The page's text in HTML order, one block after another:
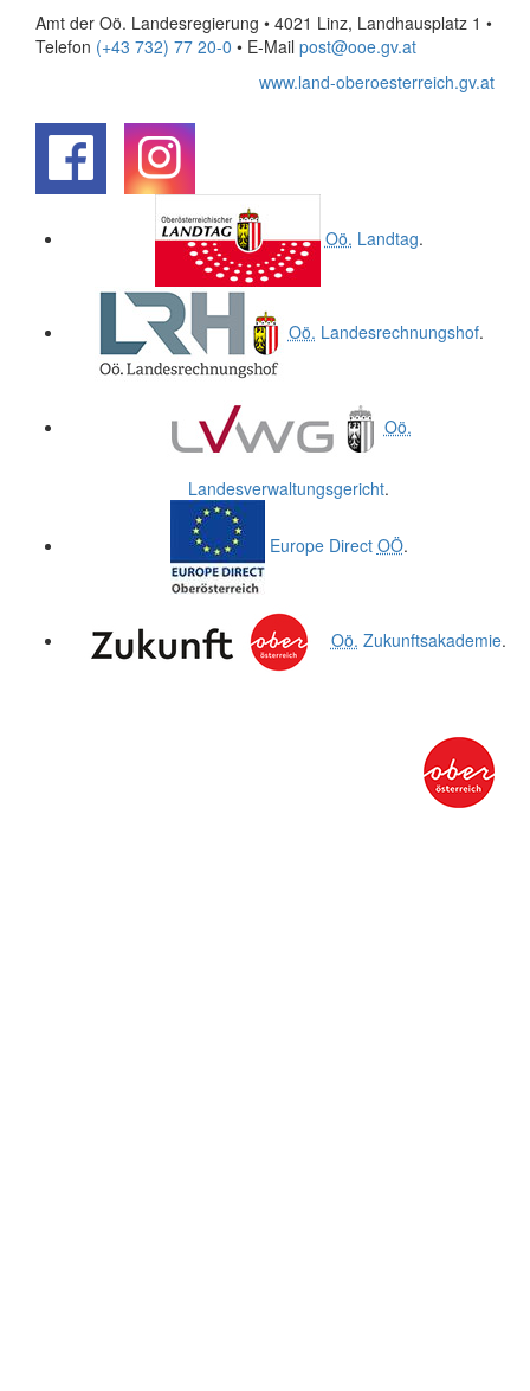
Amt der Oö. Landesregierung • 4021 Linz, Landhausplatz 1 •
Telefon (+43 732) 77 20-0 • E-Mail post@ooe.gv.at
www.land-oberoesterreich.gv.at
Oö. Landtag.
Oö. Landesrechnungshof.
Oö.
Landesverwaltungsgericht.
Europe Direct OÖ.
Oö. Zukunftsakademie.